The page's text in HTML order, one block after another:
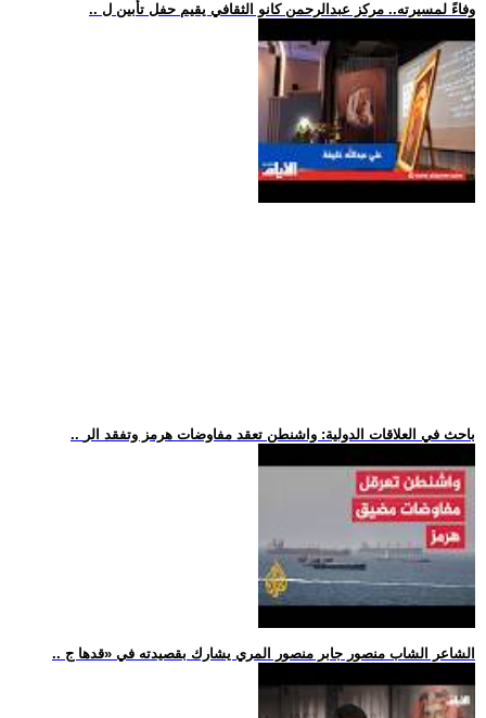
.. وفاءً لمسيرته.. مركز عبدالرحمن كانو الثقافي يقيم حفل تأبين ل
.. باحث في العلاقات الدولية: واشنطن تعقد مفاوضات هرمز وتفقد الر
.. الشاعر الشاب منصور جابر منصور المري يشارك بقصيدته في «قدها ج